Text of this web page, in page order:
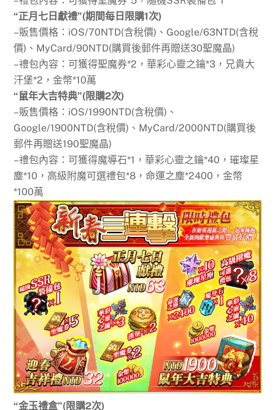
“正月七日獻禮”(期間每日限購1次)
–販售價格：iOS/70NTD(含稅價)、Google/63NTD(含稅
價)、MyCard/90NTD(購買後郵件再贈送30聖魔晶)
–禮包內容：可獲得聖魔券*2，華彩心靈之鑰*3，兄貴大
汗堡*2，金幣*10萬
“鼠年大吉特典”(限購2次)
–販售價格：iOS/1990NTD(含稅價)、
Google/1900NTD(含稅價)、MyCard/2000NTD(購買後
郵件再贈送190聖魔晶)
–禮包內容：可獲得魔導石*1，華彩心靈之鑰*40，璀璨星
塵*10，高級附魔可選禮包*8，命運之塵*2400，金幣
*100萬
“金玉禮盒”(限購2次)